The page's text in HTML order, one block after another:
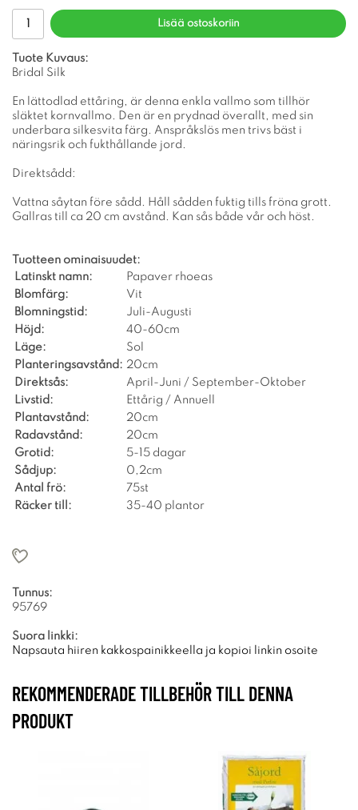
Lisää ostoskoriin
Tuote Kuvaus:
Bridal Silk
En lättodlad ettåring, är denna enkla vallmo som tillhör
släktet kornvallmo. Den är en prydnad överallt, med sin
underbara silkesvita färg. Anspråkslös men trivs bäst i
näringsrik och fukthållande jord.
Direktsådd:
Vattna såytan före sådd. Håll sådden fuktig tills fröna grott.
Gallras till ca 20 cm avstånd. Kan sås både vår och höst.
Tuotteen ominaisuudet:
Latinskt namn:
Papaver rhoeas
Blomfärg:
Vit
Blomningstid:
Juli-Augusti
Höjd:
40-60cm
Läge:
Sol
Planteringsavstånd: 20cm
Direktsås:
April-Juni / September-Oktober
Livstid:
Ettårig / Annuell
Plantavstånd:
20cm
Radavstånd:
20cm
Grotid:
5-15 dagar
Sådjup:
0,2cm
Antal frö:
75st
Räcker till:
35-40 plantor
Tunnus:
95769
Suora linkki:
Napsauta hiiren kakkospainikkeella ja kopioi linkin osoite
REKOMMENDERADE TILLBEHÖR TILL DENNA
PRODUKT